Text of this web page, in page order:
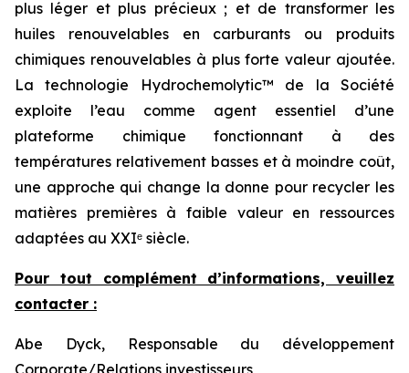
plus léger et plus précieux ; et de transformer les
huiles renouvelables en carburants ou produits
chimiques renouvelables à plus forte valeur ajoutée.
La technologie Hydrochemolytic™ de la Société
exploite l’eau comme agent essentiel d’une
plateforme chimique fonctionnant à des
températures relativement basses et à moindre coût,
une approche qui change la donne pour recycler les
matières premières à faible valeur en ressources
adaptées au XXIᵉ siècle.
Pour tout complément d’informations, veuillez
contacter :
Abe Dyck, Responsable du développement
Corporate/Relations investisseurs